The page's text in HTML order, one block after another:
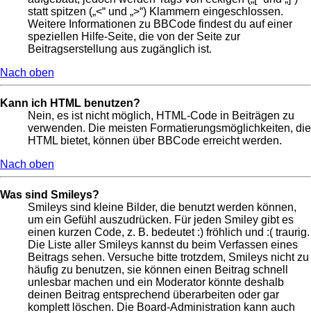
statt spitzen („<“ und „>“) Klammern eingeschlossen.
Weitere Informationen zu BBCode findest du auf einer
speziellen Hilfe-Seite, die von der Seite zur
Beitragserstellung aus zugänglich ist.
Nach oben
Kann ich HTML benutzen?
Nein, es ist nicht möglich, HTML-Code in Beiträgen zu
verwenden. Die meisten Formatierungsmöglichkeiten, die
HTML bietet, können über BBCode erreicht werden.
Nach oben
Was sind Smileys?
Smileys sind kleine Bilder, die benutzt werden können,
um ein Gefühl auszudrücken. Für jeden Smiley gibt es
einen kurzen Code, z. B. bedeutet :) fröhlich und :( traurig.
Die Liste aller Smileys kannst du beim Verfassen eines
Beitrags sehen. Versuche bitte trotzdem, Smileys nicht zu
häufig zu benutzen, sie können einen Beitrag schnell
unlesbar machen und ein Moderator könnte deshalb
deinen Beitrag entsprechend überarbeiten oder gar
komplett löschen. Die Board-Administration kann auch